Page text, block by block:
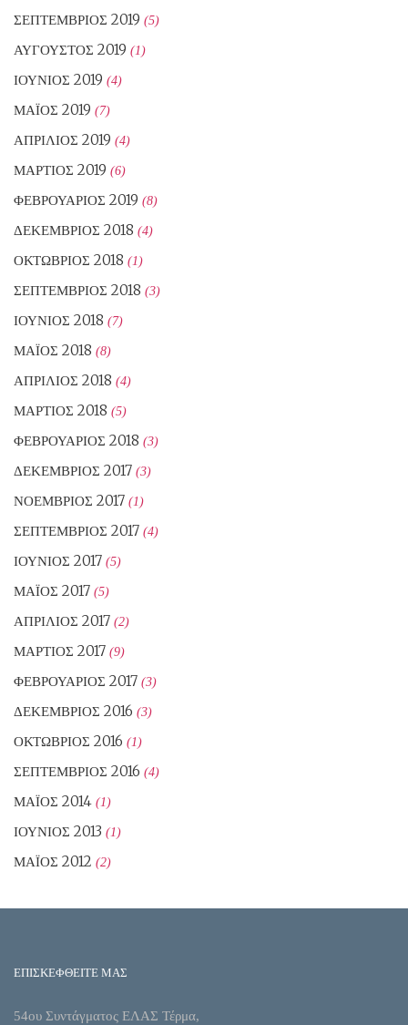
ΣΕΠΤΈΜΒΡΙΟΣ 2019 (5)
ΑΎΓΟΥΣΤΟΣ 2019 (1)
ΙΟΎΝΙΟΣ 2019 (4)
ΜΆΙΟΣ 2019 (7)
ΑΠΡΊΛΙΟΣ 2019 (4)
ΜΆΡΤΙΟΣ 2019 (6)
ΦΕΒΡΟΥΆΡΙΟΣ 2019 (8)
ΔΕΚΈΜΒΡΙΟΣ 2018 (4)
ΟΚΤΏΒΡΙΟΣ 2018 (1)
ΣΕΠΤΈΜΒΡΙΟΣ 2018 (3)
ΙΟΎΝΙΟΣ 2018 (7)
ΜΆΙΟΣ 2018 (8)
ΑΠΡΊΛΙΟΣ 2018 (4)
ΜΆΡΤΙΟΣ 2018 (5)
ΦΕΒΡΟΥΆΡΙΟΣ 2018 (3)
ΔΕΚΈΜΒΡΙΟΣ 2017 (3)
ΝΟΈΜΒΡΙΟΣ 2017 (1)
ΣΕΠΤΈΜΒΡΙΟΣ 2017 (4)
ΙΟΎΝΙΟΣ 2017 (5)
ΜΆΙΟΣ 2017 (5)
ΑΠΡΊΛΙΟΣ 2017 (2)
ΜΆΡΤΙΟΣ 2017 (9)
ΦΕΒΡΟΥΆΡΙΟΣ 2017 (3)
ΔΕΚΈΜΒΡΙΟΣ 2016 (3)
ΟΚΤΏΒΡΙΟΣ 2016 (1)
ΣΕΠΤΈΜΒΡΙΟΣ 2016 (4)
ΜΆΙΟΣ 2014 (1)
ΙΟΎΝΙΟΣ 2013 (1)
ΜΆΙΟΣ 2012 (2)
ΕΠΙΣΚΕΦΘΕΙΤΕ ΜΑΣ
54ου Συντάγματος ΕΛΑΣ Τέρμα,